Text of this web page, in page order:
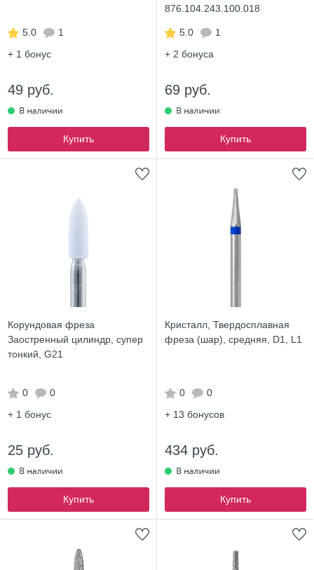
5.0
1
+ 1 бонус
49 руб.
Купить
876.104.243.100.018
5.0
1
+ 2 бонуса
69 руб.
Купить
Корундовая фреза
Заостренный цилиндр, супер
тонкий, G21
0
0
+ 1 бонус
25 руб.
Купить
Кристалл, Твердосплавная
фреза (шар), средняя, D1, L1
0
0
+ 13 бонусов
434 руб.
Купить